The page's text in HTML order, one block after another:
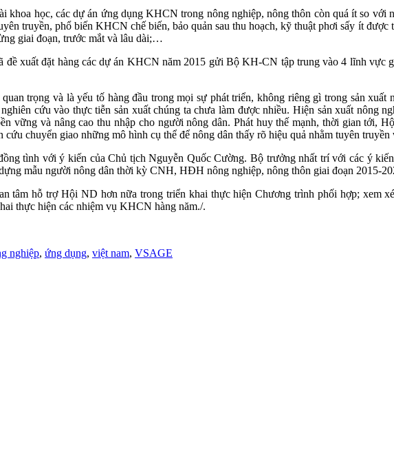
khoa học, các dự án ứng dụng KHCN trong nông nghiệp, nông thôn còn quá ít so với
truyền, phổ biến KHCN chế biến, bảo quản sau thu hoạch, kỹ thuật phơi sấy ít
giai đoạn, trước mắt và lâu dài;…
xuất đặt hàng các dự án KHCN năm 2015 gửi Bộ KH-CN tập trung vào 4 lĩnh vực
trọng và là yếu tố hàng đầu trong mọi sự phát triển, không riêng gì trong sản xuất
cứu vào thực tiễn sản xuất chúng ta chưa làm được nhiều. Hiện sản xuất nông
vững và nâng cao thu nhập cho người nông dân. Phát huy thế mạnh, thời gian tới,
chuyển giao những mô hình cụ thể để nông dân thấy rõ hiệu quả nhằm tuyên truyền
tình với ý kiến của Chủ tịch Nguyễn Quốc Cường. Bộ trưởng nhất trí với các ý
mẫu người nông dân thời kỳ CNH, HĐH nông nghiệp, nông thôn giai đoạn 2015-
tâm hỗ trợ Hội ND hơn nữa trong triển khai thực hiện Chương trình phối hợp; xem
thực hiện các nhiệm vụ KHCN hàng năm./.
nghiệp, ứng dụng, việt nam, VSAGE